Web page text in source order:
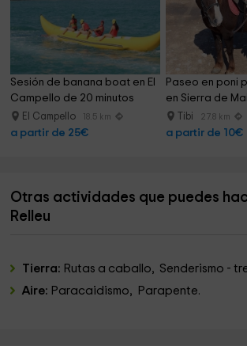
Sesión de banana boat en El
Campello de 20 minutos
El Campello 18.5 km
a partir de 25€
Paseo en poni
en Sierra de
Tibi 27.8 km
a partir de 10€
Otras actividades que puedes
Relleu
Tierra: Rutas a caballo, Senderismo -
Aire: Paracaidismo, Parapente.